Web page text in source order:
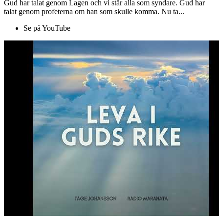
Gud har talat genom Lagen och vi står alla som syndare. Gud har
talat genom profeterna om han som skulle komma. Nu ta...
Se på YouTube